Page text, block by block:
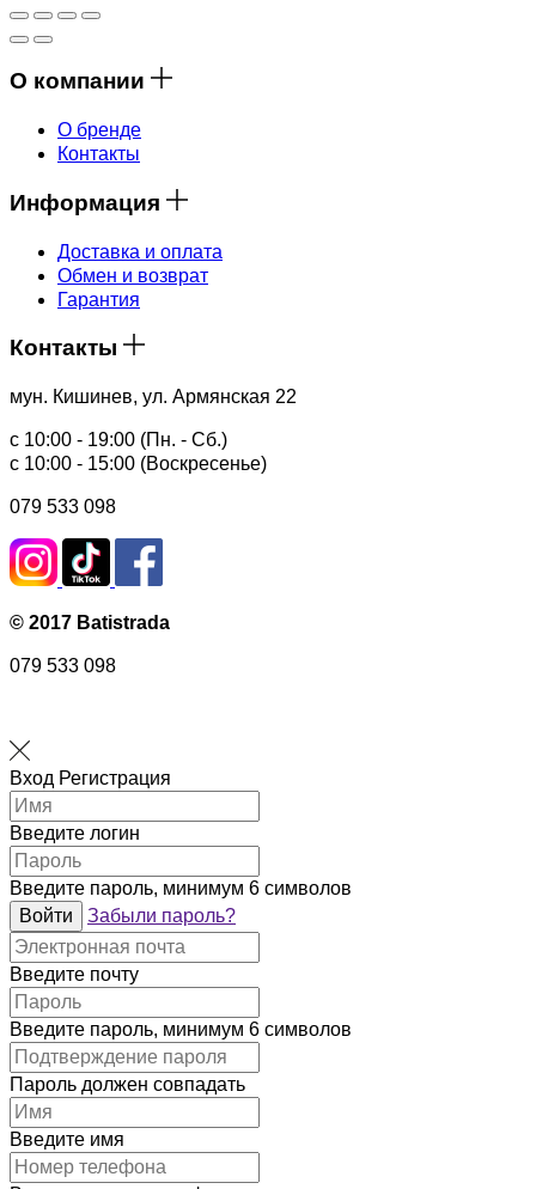
О компании
О бренде
Контакты
Информация
Доставка и оплата
Обмен и возврат
Гарантия
Контакты
мун. Кишинев, ул. Армянская 22
с 10:00 - 19:00 (Пн. - Сб.)
с 10:00 - 15:00 (Воскресенье)
079 533 098
© 2017 Batistrada
079 533 098
Вход Регистрация
Введите логин
Введите пароль, минимум 6 символов
Войти
Забыли пароль?
Введите почту
Введите пароль, минимум 6 символов
Пароль должен совпадать
Введите имя